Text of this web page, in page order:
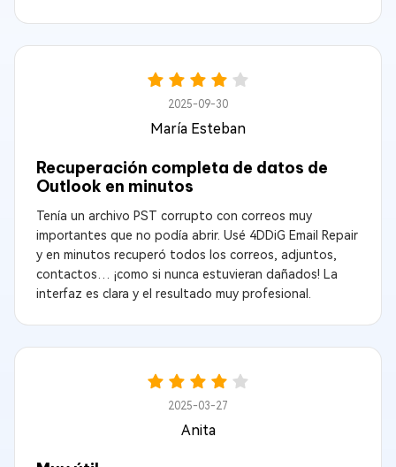
2025-09-30
María Esteban
Recuperación completa de datos de
Outlook en minutos
Tenía un archivo PST corrupto con correos muy
importantes que no podía abrir. Usé 4DDiG Email Repair
y en minutos recuperó todos los correos, adjuntos,
contactos… ¡como si nunca estuvieran dañados! La
interfaz es clara y el resultado muy profesional.
2025-03-27
Anita